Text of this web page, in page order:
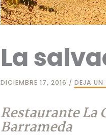
La
DICIEMBRE 17, 2016 / DEJA UN
Restaurante La
Barrameda